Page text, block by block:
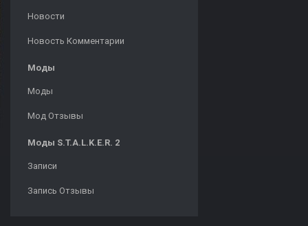
Новости
Новость Комментарии
Моды
Моды
Мод Отзывы
Моды S.T.A.L.K.E.R. 2
Записи
Запись Отзывы